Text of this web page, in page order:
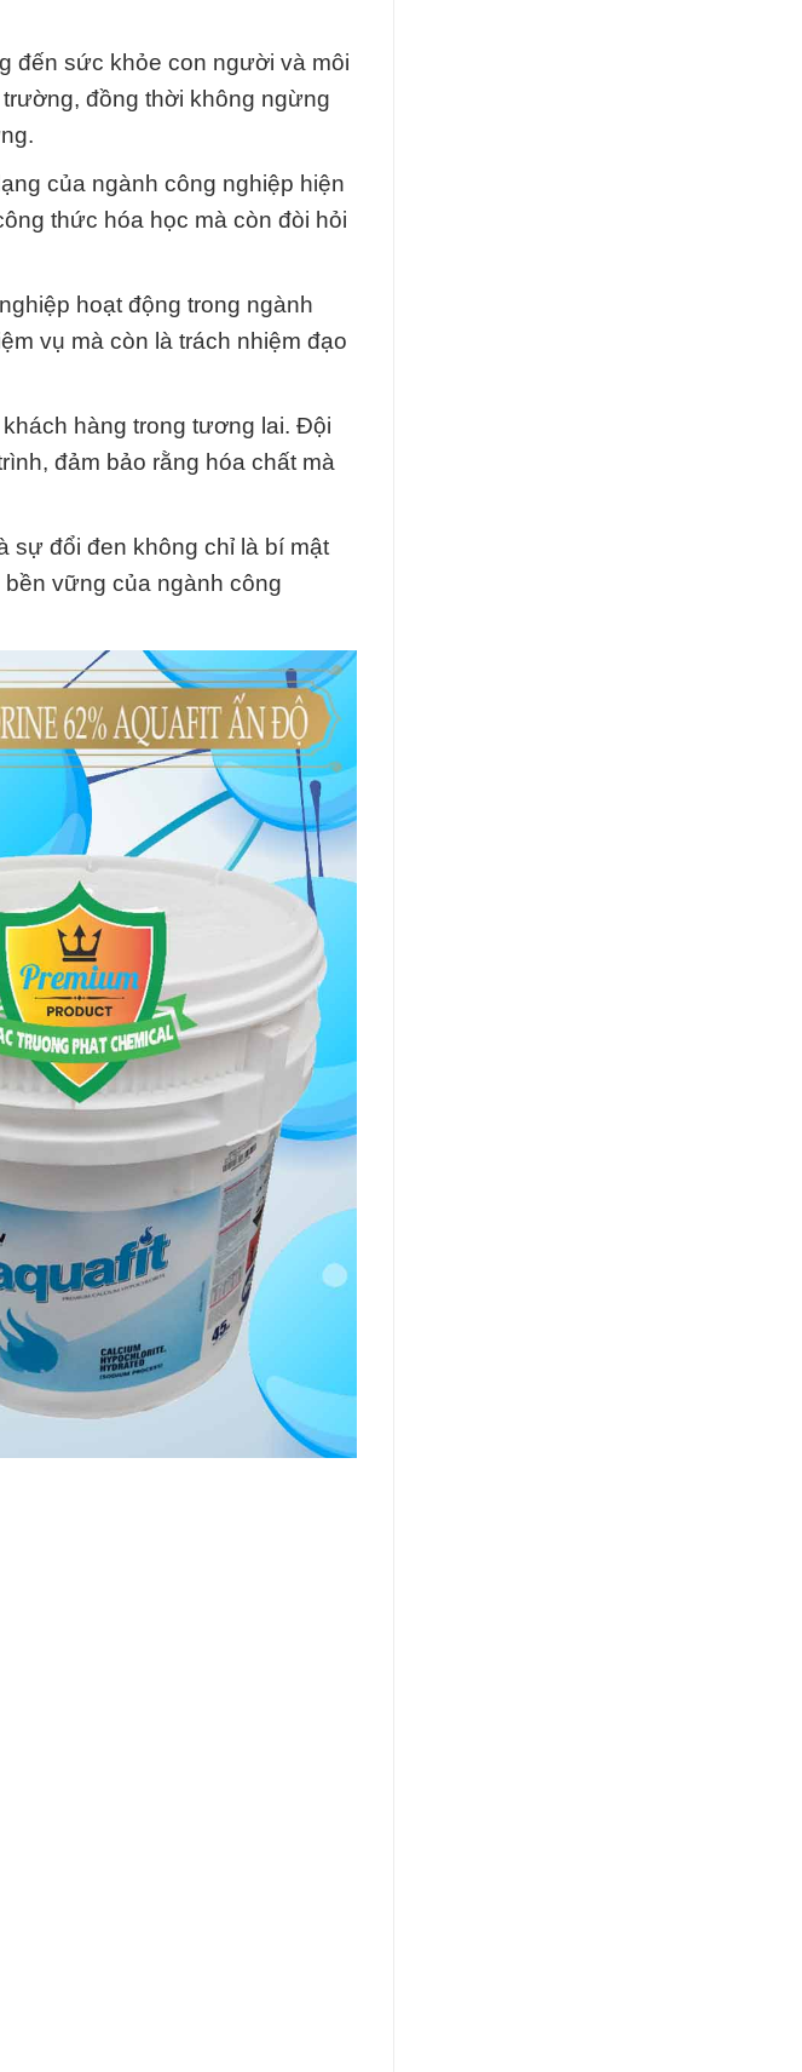
đến sức khỏe con người và môi
đồng thời không ngừng
của ngành công nghiệp hiện
thức hóa học mà còn đòi hỏi
hoạt động trong ngành
vụ mà còn là trách nhiệm đạo
hàng trong tương lai. Đội
đảm bảo rằng hóa chất mà
sự đổi đen không chỉ là bí mật
vững của ngành công